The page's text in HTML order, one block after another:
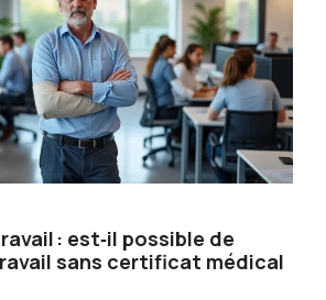
: est‑il possible de
sans certificat médical